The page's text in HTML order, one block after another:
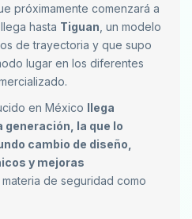
próximamente comenzará a
hasta Tiguan , un modelo
de trayectoria y que supo
lugar en los diferentes
en México llega
la que lo
cambio de diseño,
y mejoras
de seguridad como